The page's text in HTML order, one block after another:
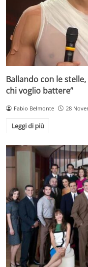
Ballando con le
chi voglio battere”
Fabio Belmonte 28
Leggi di più